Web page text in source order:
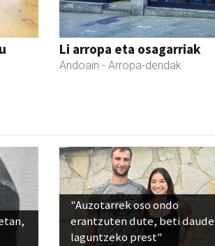
Li arropa eta osagarriak
Andoain - Arropa-dendak
"Auzotarrek oso ondo
erantzuten dute, beti daude
laguntzeko prest"